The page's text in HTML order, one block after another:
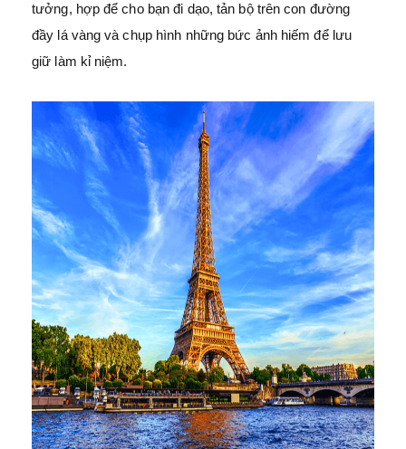
tưởng, hợp để cho bạn đi dạo, tản bộ trên con đường
đầy lá vàng và chụp hình những bức ảnh hiếm để lưu
giữ làm kỉ niệm.